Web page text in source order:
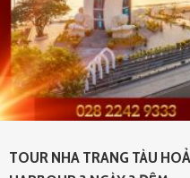
TOUR NHA TRANG TÀU